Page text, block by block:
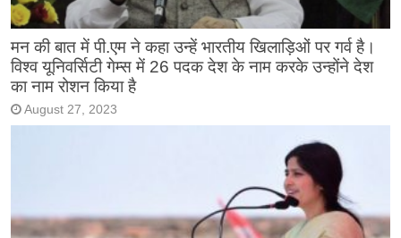
मन की बात में पी.एम ने कहा उन्हें भारतीय खिलाड़िओं पर गर्व है।
विश्व यूनिवर्सिटी गेम्स में 26 पदक देश के नाम करके उन्होंने देश
का नाम रोशन किया है
August 27, 2023